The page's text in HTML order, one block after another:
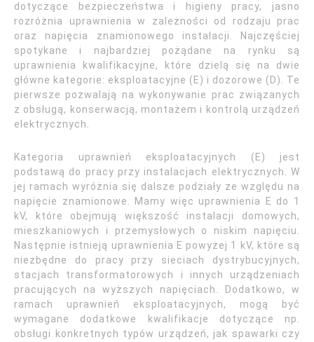
dotyczące bezpieczeństwa i higieny pracy, jasno
rozróżnia uprawnienia w zależności od rodzaju prac
oraz napięcia znamionowego instalacji. Najczęściej
spotykane i najbardziej pożądane na rynku są
uprawnienia kwalifikacyjne, które dzielą się na dwie
główne kategorie: eksploatacyjne (E) i dozorowe (D). Te
pierwsze pozwalają na wykonywanie prac związanych
z obsługą, konserwacją, montażem i kontrolą urządzeń
elektrycznych.
Kategoria uprawnień eksploatacyjnych (E) jest
podstawą do pracy przy instalacjach elektrycznych. W
jej ramach wyróżnia się dalsze podziały ze względu na
napięcie znamionowe. Mamy więc uprawnienia E do 1
kV, które obejmują większość instalacji domowych,
mieszkaniowych i przemysłowych o niskim napięciu.
Następnie istnieją uprawnienia E powyżej 1 kV, które są
niezbędne do pracy przy sieciach dystrybucyjnych,
stacjach transformatorowych i innych urządzeniach
pracujących na wyższych napięciach. Dodatkowo, w
ramach uprawnień eksploatacyjnych, mogą być
wymagane dodatkowe kwalifikacje dotyczące np.
obsługi konkretnych typów urządzeń, jak spawarki czy